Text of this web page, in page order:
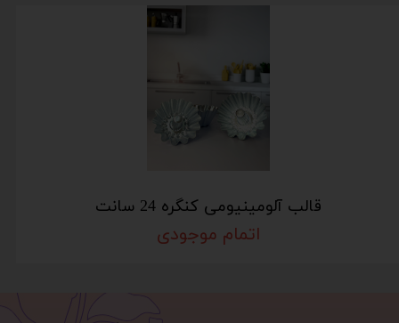
قالب آلومینیومی کنگره 24 سانت
اتمام موجودی